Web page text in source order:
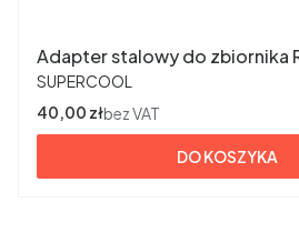
PRODUCENT
SUPERCOOL
Cena
40,00 złbez VAT
DO KOSZYKA